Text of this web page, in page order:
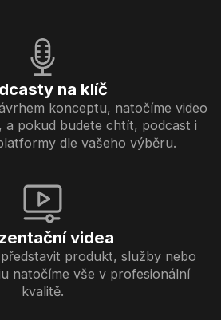
na klíč
konceptu, natočíme video
a pokud budete chtít, podcast i
dle vašeho výběru.
videa
produkt, služby nebo
natočíme vše v profesionální
kvalitě.